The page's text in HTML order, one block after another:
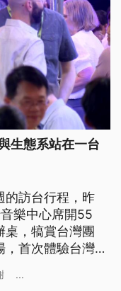
生態系站在一台
的訪台行程，昨
樂中心席開55
桌，犒賞台灣團
首次體驗台灣的
勳也預計今晚飛
...